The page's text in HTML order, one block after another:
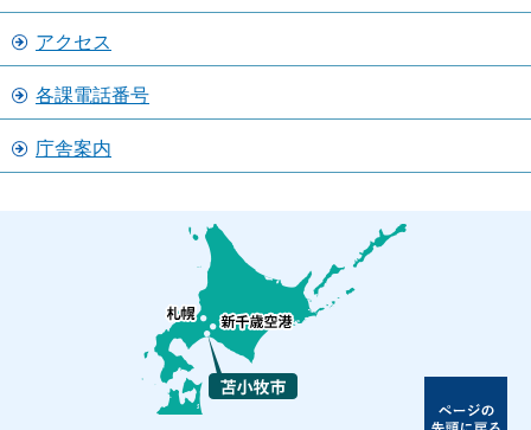
アクセス
各課電話番号
庁舎案内